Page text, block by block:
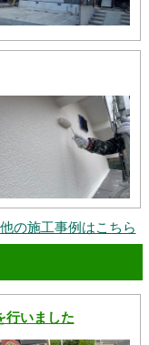
の施工事例はこちら
行いました